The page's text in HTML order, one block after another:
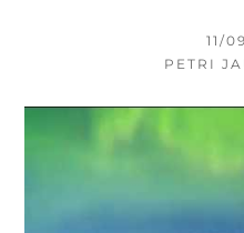
11/
PETRI